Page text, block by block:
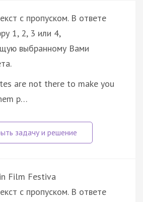
с пропуском. В ответе
1, 2, 3 или 4,
выбранному Вами
are not there to make you
p…
Film Festiva
с пропуском. В ответе